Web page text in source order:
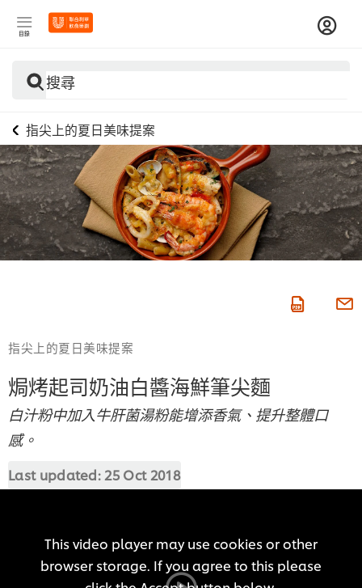
目錄
搜尋
指尖上的夏日美味提案
指尖上的夏日美味提案
焗烤起司奶油白醬海鮮筆尖麵
白汁粉中加入牛肝菌湯粉能增添香氣、提升整體口
感。
Last updated: 25 Oct 2018
This video player may use cookies or other
browser storage. If you agree to this please